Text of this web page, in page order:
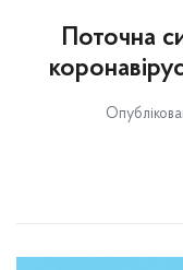
Поточна